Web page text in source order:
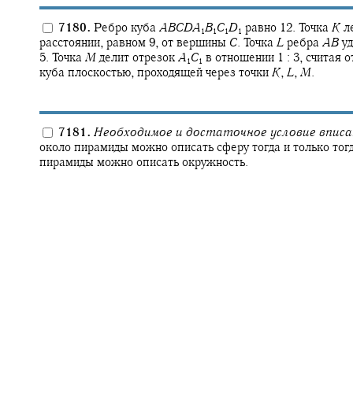
7180. Ребро куба ABCDA 1B1 C1D1 равно 12. Точка K
расстоянии, равном 9, от вершины C. Точка L ребра AB
5. Точка M делит отрезок A 1 C1 в отношении 1 : 3, считая
куба плоскостью, проходящей через точки K, L, M.
7181. Необходимое и достаточное условие
около пирамиды можно описать сферу тогда и только
пирамиды можно описать окружность.